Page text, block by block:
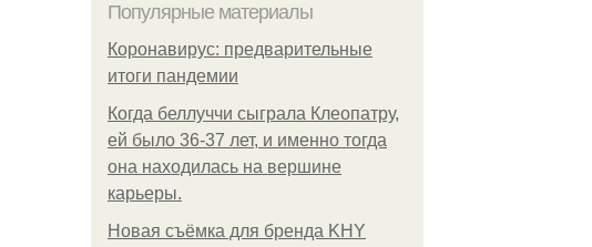
Популярные материалы
Коронавирус: предварительные
итоги пандемии
Когда беллуччи сыграла Клеопатру,
ей было 36-37 лет, и именно тогда
она находилась на вершине
карьеры.
Новая съёмка для бренда KHY